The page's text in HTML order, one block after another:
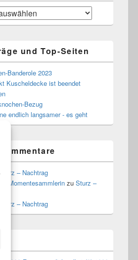
und Top-Seiten
Banderole 2023
Kuscheldecke ist beendet
Bezug
endlich langsamer - es geht
Sturz – Nachtrag
Momentesammlerinzu Sturz –
Sturz – Nachtrag